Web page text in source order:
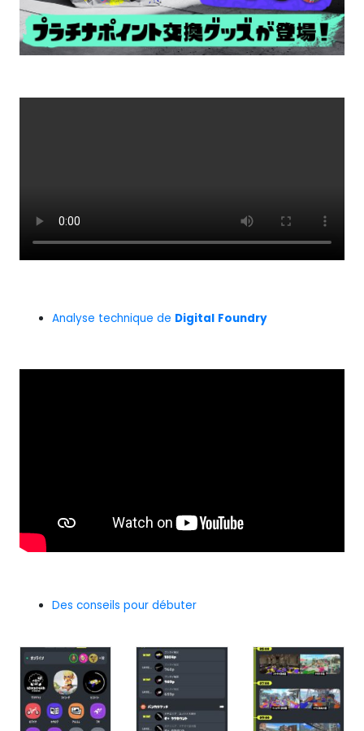
Analyse technique de Digital Foundry
Des conseils pour débuter